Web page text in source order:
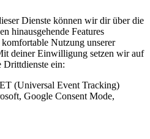
Dienste können wir dir über die
hinausgehende Features
Nutzung unserer
deiner Einwilligung setzen wir auf
Drittdienste ein:
(Universal Event Tracking)
Google Consent Mode,